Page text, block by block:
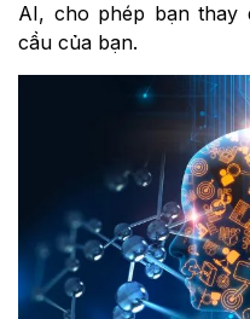
AI, cho phép bạn thay
cầu của bạn.